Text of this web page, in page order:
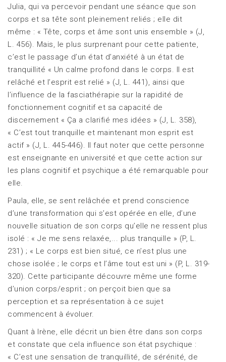
Julia, qui va percevoir pendant une séance que son
corps et sa tête sont pleinement reliés ; elle dit
même : « Tête, corps et âme sont unis ensemble » (J,
L. 456). Mais, le plus surprenant pour cette patiente,
c’est le passage d’un état d’anxiété à un état de
tranquillité « Un calme profond dans le corps. Il est
relâché et l’esprit est relié » (J, L. 441), ainsi que
l’influence de la fasciathérapie sur la rapidité de
fonctionnement cognitif et sa capacité de
discernement « Ça a clarifié mes idées » (J, L. 358),
« C’est tout tranquille et maintenant mon esprit est
actif » (J, L. 445-446). Il faut noter que cette personne
est enseignante en université et que cette action sur
les plans cognitif et psychique a été remarquable pour
elle.
Paula, elle, se sent relâchée et prend conscience
d’une transformation qui s’est opérée en elle, d’une
nouvelle situation de son corps qu’elle ne ressent plus
isolé : « Je me sens relaxée,... plus tranquille » (P, L.
231) ; « Le corps est bien situé, ce n’est plus une
chose isolée ; le corps et l’âme tout est uni » (P, L. 319-
320). Cette participante découvre même une forme
d’union corps/esprit ; on perçoit bien que sa
perception et sa représentation à ce sujet
commencent à évoluer.
Quant à Irène, elle décrit un bien être dans son corps
et constate que cela influence son état psychique :
« C’est une sensation de tranquillité, de sérénité, de